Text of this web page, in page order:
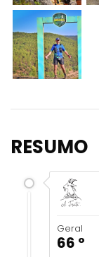
RESUMO
Geral
66 º